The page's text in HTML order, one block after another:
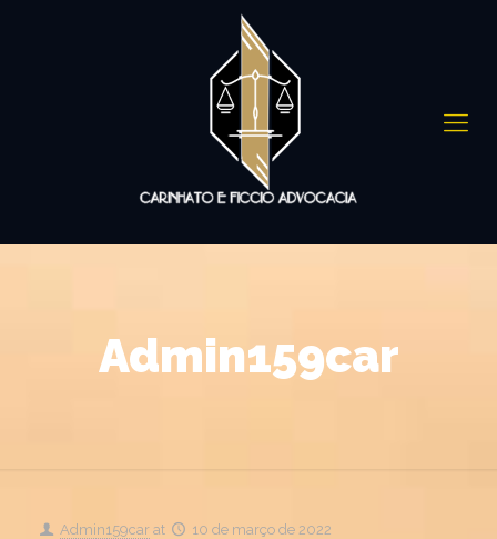
Admin159car
Admin159car at 10 de março de 2022